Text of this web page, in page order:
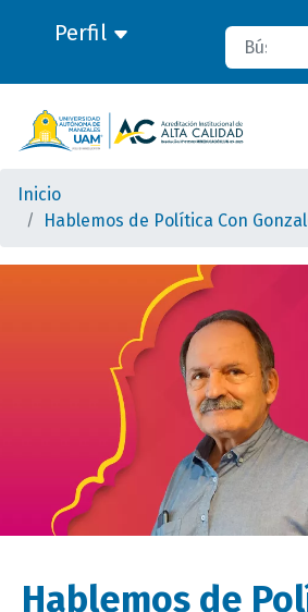
Perfil Buscar
Inicio
Hablemos de Política Con
Hablemos de